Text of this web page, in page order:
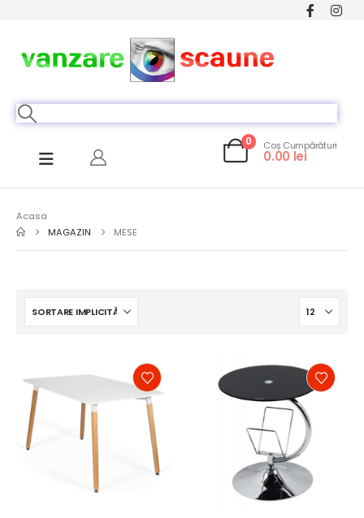
0 Coș Cumpărături
0.00 lei
Acasa
MAGAZIN
MESE